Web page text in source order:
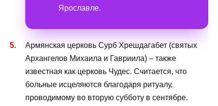
Ярославле.
Армянская церковь Сурб Хрешдагабет (святых
Архангелов Михаила и Гавриила) – также
известная как церковь Чудес. Считается, что
больные исцеляются благодаря ритуалу,
проводимому во вторую субботу в сентябре.